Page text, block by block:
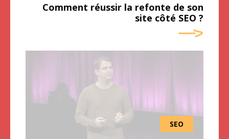
Comment réussir la refonte de son
site côté SEO ?
Matt Cuts source : http://seo-campus.org/retro/images
SEO